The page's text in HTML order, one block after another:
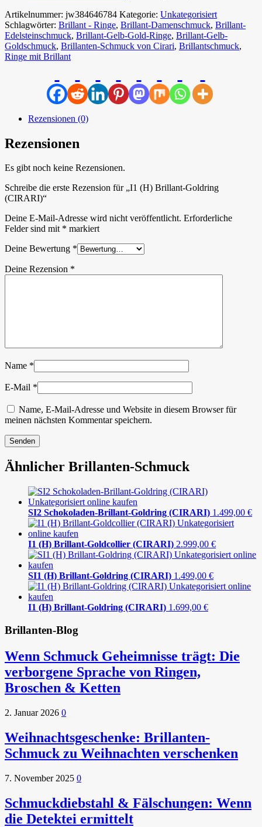
Artikelnummer: jw384646784 Kategorie: Unkategorisiert
Schlagwörter: Brillant - Ringe, Brillant-Damenschmuck, Brillant-
Edelsteinschmuck, Brillant-Gelb-Gold-Ringe, Brillant-Gelb-
Goldschmuck, Brillanten-Schmuck von Cirari, Brillantschmuck,
Ringe mit Brillant
Rezensionen (0)
Rezensionen
Es gibt noch keine Rezensionen.
Schreibe die erste Rezension für „I1 (H) Brillant-Goldring
(CIRARI)“
Deine E-Mail-Adresse wird nicht veröffentlicht. Erforderliche
Felder sind mit * markiert
Deine Bewertung *
Deine Rezension *
Name *
E-Mail *
Name, E-Mail-Adresse und Website in diesem Browser für
meinen nächsten Kommentar speichern.
Ähnlicher Brillanten-Schmuck
SI2 Schokoladen-Brillant-Goldring (CIRARI) 1.499,00 €
I1 (H) Brillant-Goldcollier (CIRARI) 2.999,00 €
SI1 (H) Brillant-Goldring (CIRARI) 1.499,00 €
I1 (H) Brillant-Goldring (CIRARI) 1.699,00 €
Brillanten-Blog
Wenn Schmuck Geheimnisse trägt: Die
verborgene Sprache von Ringen,
Broschen & Ketten
2. Januar 2026 0
Weihnachtsgeschenke: Brillanten-
Schmuck zu Weihnachten verschenken
7. November 2025 0
Schmuckdiebstahl & Fälschungen: Wenn
die Detektei ermittelt